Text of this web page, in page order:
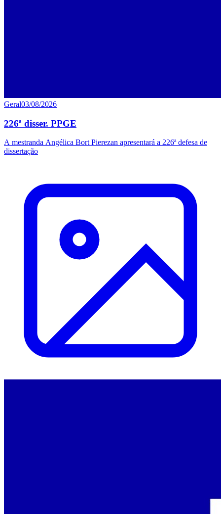
Geral03/08/2026
226ª disser. PPGE
A mestranda Angélica Bort Pierezan apresentará a 226ª defesa de
dissertação